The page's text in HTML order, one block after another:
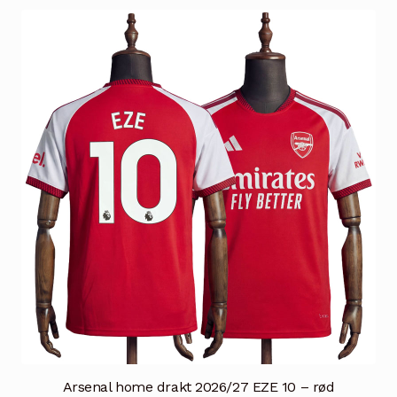
varianter.
Alternativene
kan
velges
produktsiden
Arsenal home drakt 2026/27 EZE 10 – rød